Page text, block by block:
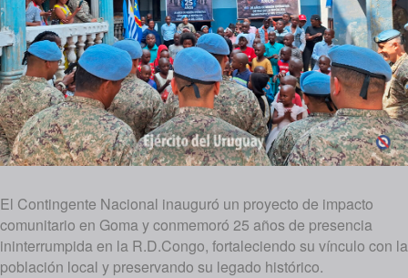
El Contingente Nacional inauguró un proyecto de impacto
comunitario en Goma y conmemoró 25 años de presencia
ininterrumpida en la R.D.Congo, fortaleciendo su vínculo con la
población local y preservando su legado histórico.